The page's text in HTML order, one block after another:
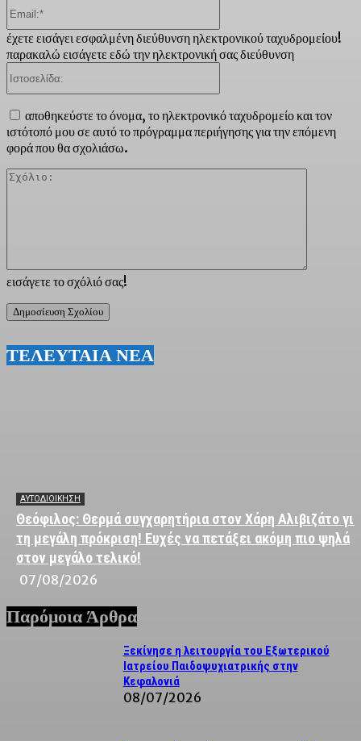
εισάγετε το σχόλιό σας!
έχετε εισάγει εσφαλμένη διεύθυνση ηλεκτρονικού ταχυδρομείου!
παρακαλώ εισάγετε εδώ την ηλεκτρονική σας διεύθυνση
αποθηκεύστε το όνομα, το ηλεκτρονικό ταχυδρομείο και τον
ιστότοπό μου σε αυτό το πρόγραμμα περιήγησης για την επόμενη
φορά που θα σχολιάσω.
ΤΕΛΕΥΤΑΙΑ ΝΕΑ
ΑΥΤΟΔΙΟΙΚΗΣΗ
Θεόφιλος: Θερμά συγχαρητήρια στον Χάρη Αλιβιζάτο για
τη μεγάλη πρόκριση! Ευχές να πετάξει ακόμη πιο ψηλά
στον μεγάλο τελικό!
07/08/2026
Παρόμοια Άρθρα
Ξεκίνησε η λειτουργία του Εξωτερικού
Ιατρείου Παιδοψυχιατρικής στην
Κεφαλονιά
08/07/2026